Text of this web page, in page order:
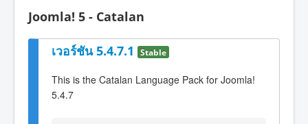
Joomla! 5 - Catalan
เวอร์ชัน 5.4.7.1 Stable
This is the Catalan Language Pack for Joomla!
5.4.7